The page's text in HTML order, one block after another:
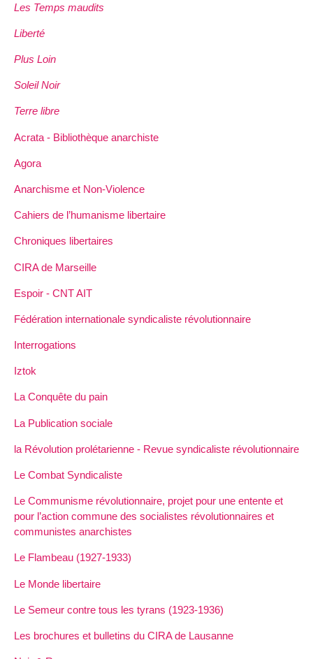
Les Temps maudits
Liberté
Plus Loin
Soleil Noir
Terre libre
Acrata - Bibliothèque anarchiste
Agora
Anarchisme et Non-Violence
Cahiers de l’humanisme libertaire
Chroniques libertaires
CIRA de Marseille
Espoir - CNT AIT
Fédération internationale syndicaliste révolutionnaire
Interrogations
Iztok
La Conquête du pain
La Publication sociale
la Révolution prolétarienne - Revue syndicaliste révolutionnaire
Le Combat Syndicaliste
Le Communisme révolutionnaire, projet pour une entente et
pour l’action commune des socialistes révolutionnaires et
communistes anarchistes
Le Flambeau (1927-1933)
Le Monde libertaire
Le Semeur contre tous les tyrans (1923-1936)
Les brochures et bulletins du CIRA de Lausanne